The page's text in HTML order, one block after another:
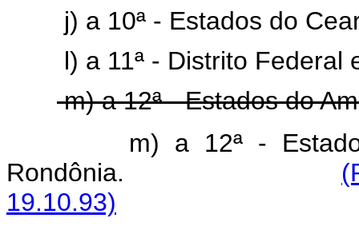
j) a 10ª - Estados do
l) a 11ª - Distrito Federal
m) a 12ª - Estados do
m) a 12ª -
Rondônia.
19.10.93)